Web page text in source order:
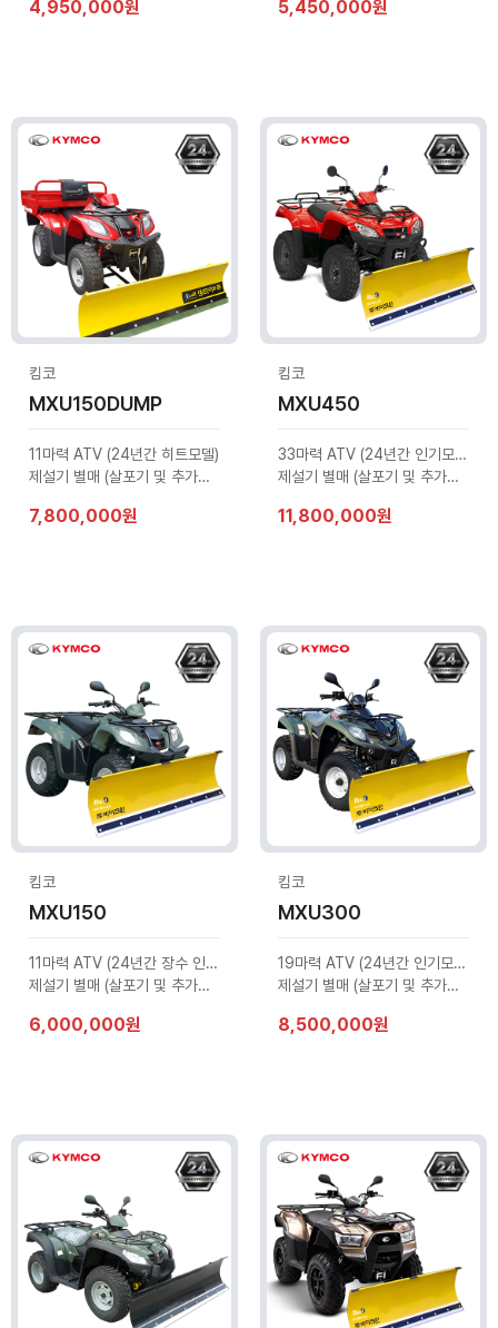
4,950,000원 5,450,000원
킴코
MXU150DUMP
11마력 ATV (24년간 히트모델)
제설기 별매 (살포기 및 추가옵션 문의)
7,800,000원
킴코
MXU450
33마력 ATV (24년간 인기모델)
제설기 별매 (살포기 및 추가옵션 문의)
11,800,000원
킴코
MXU150
11마력 ATV (24년간 장수 인기모델)
제설기 별매 (살포기 및 추가옵션 문의)
6,000,000원
킴코
MXU300
19마력 ATV (24년간 인기모델)
제설기 별매 (살포기 및 추가옵션 문의)
8,500,000원